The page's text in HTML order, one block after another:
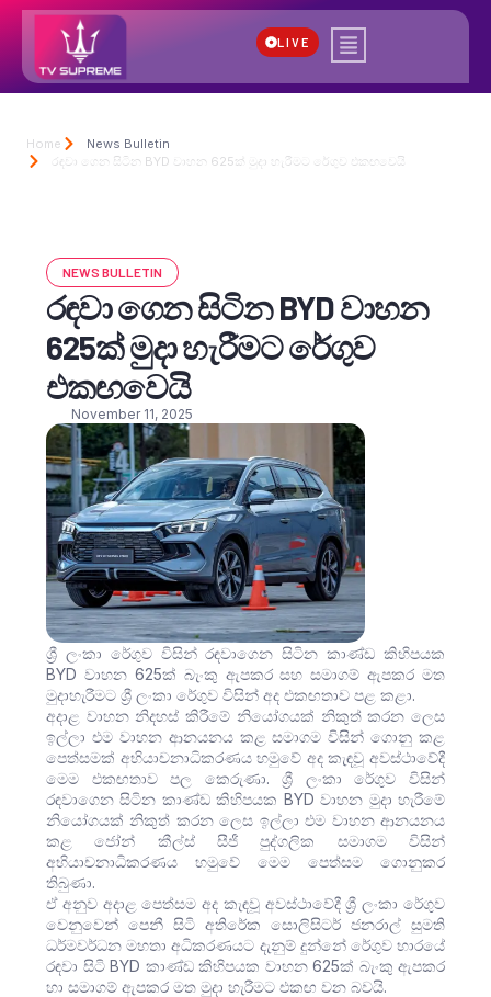
LIVE
Home
News Bulletin
රඳවා ගෙන සිටින BYD වාහන 625ක් මුදා හැරීමට රේගුව එකඟවෙයි
NEWS BULLETIN
රඳවා ගෙන සිටින BYD වාහන
625ක් මුදා හැරීමට රේගුව
එකඟවෙයි
November 11, 2025
ශ්‍රී ලංකා රේගුව විසින් රඳවාගෙන සිටින කාණ්ඩ කිහිපයක
BYD වාහන 625ක් බැංකු ඇපකර සහ සමාගම් ඇපකර මත
මුදාහැරීමට ශ්‍රී ලංකා රේගුව විසින් අද එකඟතාව පළ කළා.
අදාළ වාහන නිදහස් කිරීමේ නියෝගයක් නිකුත් කරන ලෙස
ඉල්ලා එම වාහන ආනයනය කළ සමාගම විසින් ගොනු කළ
පෙත්සමක් අභියාචනාධිකරණය හමුවේ අද කැඳවූ අවස්ථාවේදී
මෙම එකඟතාව පල කෙරුණා. ශ්‍රී ලංකා රේගුව විසින්
රඳවාගෙන සිටින කාණ්ඩ කිහිපයක BYD වාහන මුදා හැරීමේ
නියෝගයක් නිකුත් කරන ලෙස ඉල්ලා එම වාහන ආනයනය
කළ ජෝන් කීල්ස් සීජී පුද්ගලික සමාගම විසින්
අභියාචනාධිකරණය හමුවේ මෙම පෙත්සම ගොනුකර
තිබුණා.
ඒ අනුව අදාළ පෙත්සම අද කැඳවූ අවස්ථාවේදී ශ්‍රී ලංකා රේගුව
වෙනුවෙන් පෙනී සිටි අතිරේක සොලිසිටර් ජනරාල් සුමති
ධර්මවර්ධන මහතා අධිකරණයට දැනුම් දුන්නේ රේගුව භාරයේ
රඳවා සිටි BYD කාණ්ඩ කිහිපයක වාහන 625ක් බැංකු ඇපකර
හා සමාගම් ඇපකර මත මුදා හැරීමට එකඟ වන බවයි.